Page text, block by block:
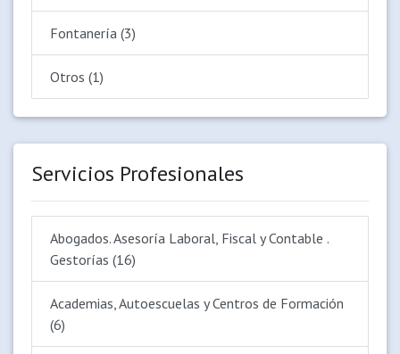
Fontanería (3)
Otros (1)
Servicios Profesionales
Abogados. Asesoría Laboral, Fiscal y Contable .
Gestorías (16)
Academias, Autoescuelas y Centros de Formación
(6)